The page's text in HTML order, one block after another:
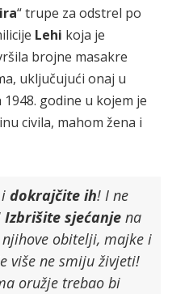
“ trupe za odstrel po
Lehi koja je
brojne masakre
uključujući onaj u
1948. godine u kojem je
civila, mahom žena i
dokrajčite ih! I ne
Izbrišite sjećanjena
obitelji, majke i
više ne smiju živjeti!
oružje trebao bi